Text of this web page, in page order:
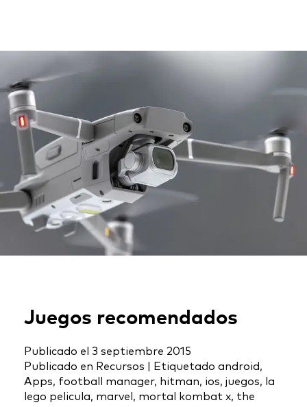
Juegos recomendados
Publicado el 3 septiembre 2015
Publicado en Recursos Etiquetado android,
Apps, football manager, hitman, ios, juegos, la
lego pelicula, marvel , mortal kombat x, the